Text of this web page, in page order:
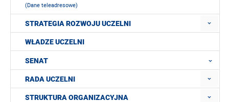
(Dane teleadresowe)
STRATEGIA ROZWOJU UCZELNI
WŁADZE UCZELNI
SENAT
RADA UCZELNI
STRUKTURA ORGANIZACYJNA